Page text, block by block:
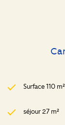
Surface 110 m²
séjour 27 m²